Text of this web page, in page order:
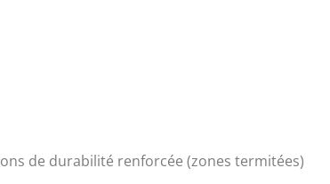
de durabilité renforcée (zones termitées)